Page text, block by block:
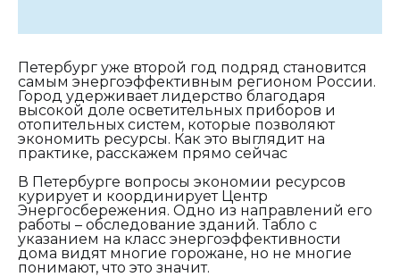
Петербург уже второй год подряд становится
самым энергоэффективным регионом России.
Город удерживает лидерство благодаря
высокой доле осветительных приборов и
отопительных систем, которые позволяют
экономить ресурсы. Как это выглядит на
практике, расскажем прямо сейчас
В Петербурге вопросы экономии ресурсов
курирует и координирует Центр
Энергосбережения. Одно из направлений его
работы – обследование зданий. Табло с
указанием на класс энергоэффективности
дома видят многие горожане, но не многие
понимают, что это значит.